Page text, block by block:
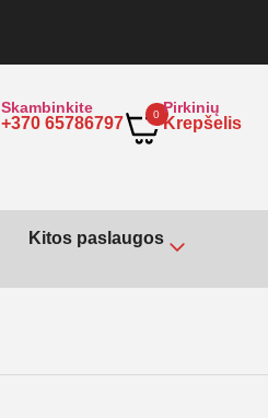
Skambinkite
+370 65786797 0 Pirkinių
Krepšelis
Kitos paslaugos